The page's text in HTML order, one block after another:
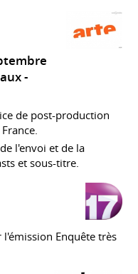
de post-production
l'envoi et de la
et sous-titre.
Enquête très